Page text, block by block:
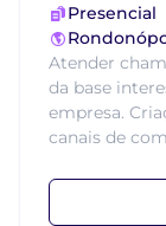
Presencial
Atender
da base
empresa.
canais de